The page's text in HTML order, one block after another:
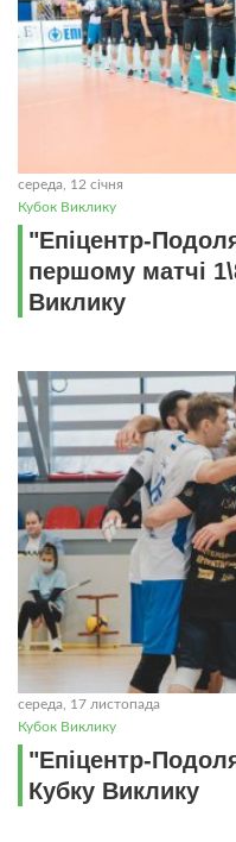
середа, 12 січня
Кубок Виклику
"Епіцентр-
першому матчі
Виклику
середа, 17 листопада
Кубок Виклику
"Епіцентр-
Кубку Виклику